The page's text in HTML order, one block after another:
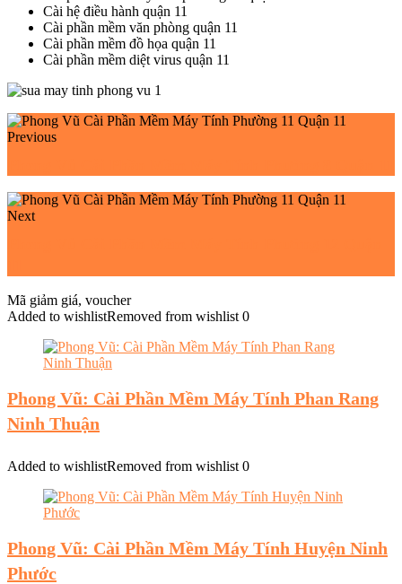
Cài hệ điều hành quận 11
Cài phần mềm văn phòng quận 11
Cài phần mềm đồ họa quận 11
Cài phần mềm diệt virus quận 11
Previous
Next
Mã giảm giá, voucher
Added to wishlistRemoved from wishlist 0
Phong Vũ: Cài Phần Mềm Máy Tính Phan Rang
Ninh Thuận
Added to wishlistRemoved from wishlist 0
Phong Vũ: Cài Phần Mềm Máy Tính Huyện Ninh
Phước